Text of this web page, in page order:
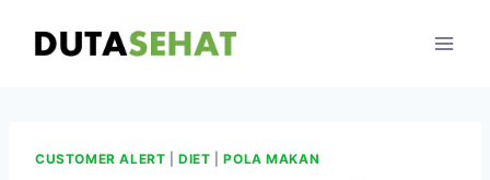
CUSTOMER ALERT |DIET |POLA MAKAN